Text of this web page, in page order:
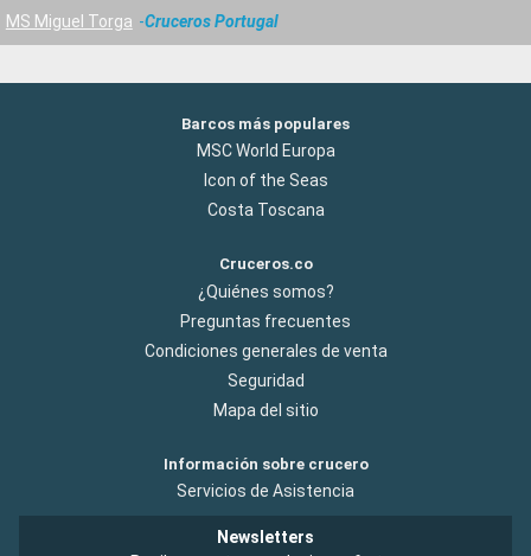
MS Miguel Torga
Cruceros Portugal
Barcos más populares
MSC World Europa
Icon of the Seas
Costa Toscana
Cruceros.co
¿Quiénes somos?
Preguntas frecuentes
Condiciones generales de venta
Seguridad
Mapa del sitio
Información sobre crucero
Servicios de Asistencia
Newsletters